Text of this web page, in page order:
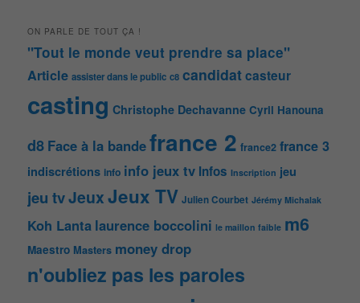
ON PARLE DE TOUT ÇA !
"Tout le monde veut prendre sa place"
Article assister dans le public c8 candidatcasteur
casting Christophe Dechavanne Cyril Hanouna
d8 Face à la bandefrance 2 france2 france 3
indiscrétions info info jeux tv Infos Inscription jeu
jeu tvJeuxJeux TV Julien Courbet Jérémy Michalak
Koh Lanta laurence boccolini le maillon faible m6
Maestro Masters money drop
n'oubliez pas les paroles